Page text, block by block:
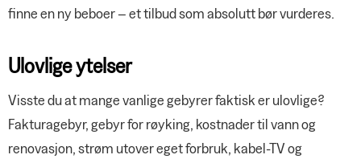
finne en ny beboer – et tilbud som absolutt bør vurderes.
Ulovlige ytelser
Visste du at mange vanlige gebyrer faktisk er ulovlige?
Fakturagebyr, gebyr for røyking, kostnader til vann og
renovasjon, strøm utover eget forbruk, kabel-TV og